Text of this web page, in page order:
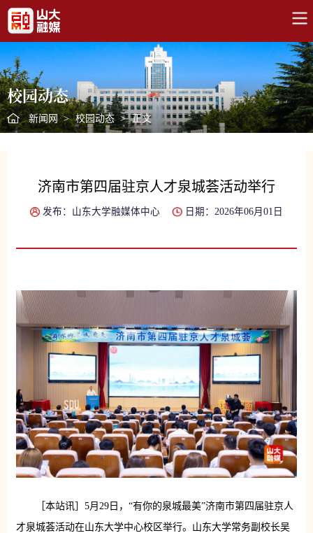
校园动态
新闻网 > 校园动态 > 正文
济南市第四届驻京人才泉城荟活动举行
发布：山东大学融媒体中心 日期：2026年06月01日
［本站讯］5月29日，“有你的泉城最美”济南市第四届驻京人
才泉城荟活动在山东大学中心校区举行。山东大学常务副校长吴